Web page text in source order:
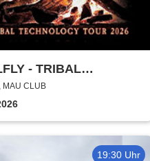
- TRIBAL
TOUR 2026
MAU CLUB
19:30 Uhr